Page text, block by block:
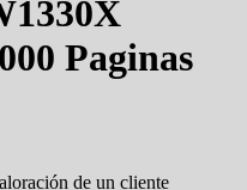
Paginas
de un cliente